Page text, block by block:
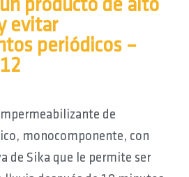
producto de alto
evitar
periódicos –
de
monocomponente, con
de Sika que le permite ser